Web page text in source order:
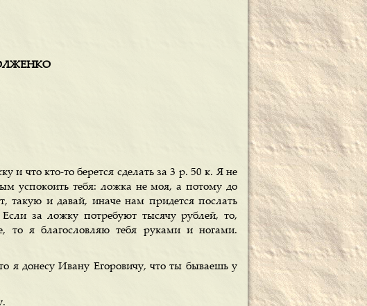
и что кто-то берется сделать за 3 р. 50 к. Я не
успокоить тебя: ложка не моя, а потому до
такую и давай, иначе нам придется послать
за ложку потребуют тысячу рублей, то,
я благословляю тебя руками и ногами.
я донесу Ивану Егоровичу, что ты бываешь у